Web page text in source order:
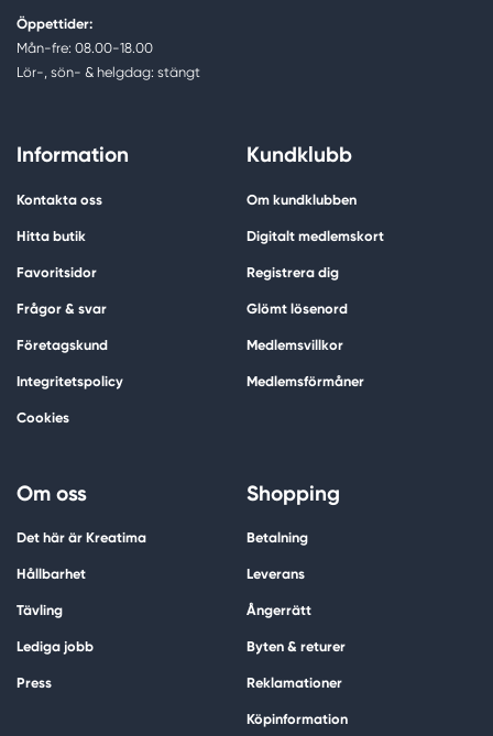
Öppettider:
Mån-fre: 08.00-18.00
Lör-, sön- & helgdag: stängt
Information
Kontakta oss
Hitta butik
Favoritsidor
Frågor & svar
Företagskund
Integritetspolicy
Cookies
Kundklubb
Om kundklubben
Digitalt medlemskort
Registrera dig
Glömt lösenord
Medlemsvillkor
Medlemsförmåner
Om oss
Det här är Kreatima
Hållbarhet
Tävling
Lediga jobb
Press
Shopping
Betalning
Leverans
Ångerrätt
Byten & returer
Reklamationer
Köpinformation